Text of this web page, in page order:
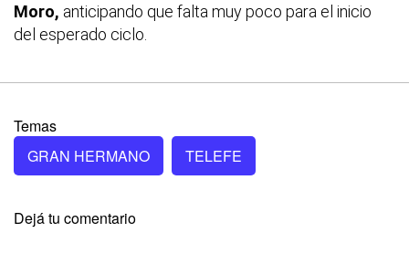
Moro, anticipando que falta muy poco para el inicio
del esperado ciclo.
Temas
GRAN HERMANO
TELEFE
Dejá tu comentario